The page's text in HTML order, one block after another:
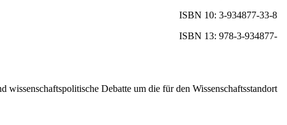
ISBN 10: 3-934877-33-8
ISBN 13: 978-3-934877-
Debatte um die für den Wissenschaftsstandort